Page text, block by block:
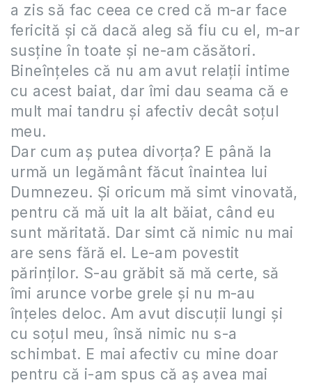
a zis să fac ceea ce cred că m-ar face
fericită și că dacă aleg să fiu cu el, m-ar
susține în toate și ne-am căsători.
Bineînțeles că nu am avut relații intime
cu acest baiat, dar îmi dau seama că e
mult mai tandru și afectiv decât soțul
meu.
Dar cum aș putea divorța? E până la
urmă un legământ făcut înaintea lui
Dumnezeu. Și oricum mă simt vinovată,
pentru că mă uit la alt băiat, când eu
sunt măritată. Dar simt că nimic nu mai
are sens fără el. Le-am povestit
părinților. S-au grăbit să mă certe, să
îmi arunce vorbe grele și nu m-au
înțeles deloc. Am avut discuții lungi și
cu soțul meu, însă nimic nu s-a
schimbat. E mai afectiv cu mine doar
pentru că i-am spus că aș avea mai